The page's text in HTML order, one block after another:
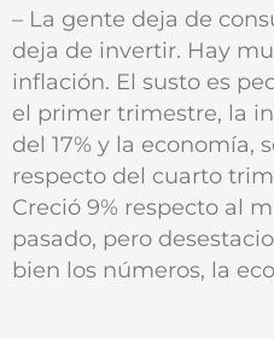
– La gente deja de
deja de invertir. Hay
inflación. El susto es
el primer trimestre, la
del 17% y la economía,
respecto del cuarto
Creció 9% respecto al
pasado, pero
bien los números, la